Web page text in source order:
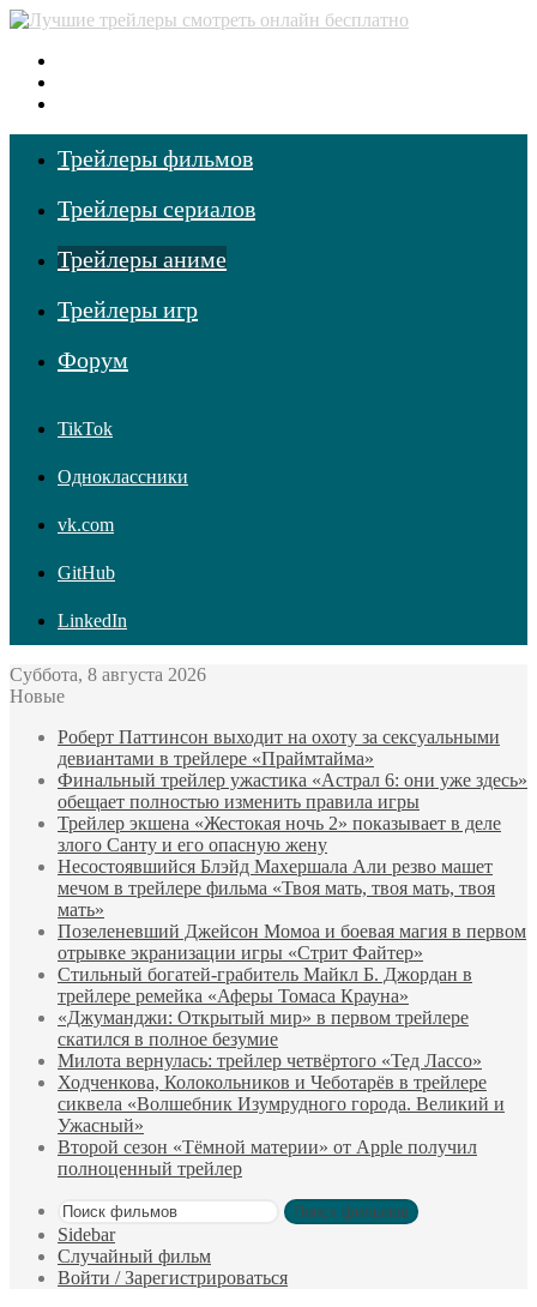
Трейлеры фильмов
Трейлеры сериалов
Трейлеры аниме
Трейлеры игр
Форум
TikTok
Одноклассники
vk.com
GitHub
LinkedIn
Суббота, 8 августа 2026
Новые
Роберт Паттинсон выходит на охоту за сексуальными
девиантами в трейлере «Праймтайма»
Финальный трейлер ужастика «Астрал 6: они уже здесь»
обещает полностью изменить правила игры
Трейлер экшена «Жестокая ночь 2» показывает в деле
злого Санту и его опасную жену
Несостоявшийся Блэйд Махершала Али резво машет
мечом в трейлере фильма «Твоя мать, твоя мать, твоя
мать»
Позеленевший Джейсон Момоа и боевая магия в первом
отрывке экранизации игры «Стрит Файтер»
Стильный богатей-грабитель Майкл Б. Джордан в
трейлере ремейка «Аферы Томаса Крауна»
«Джуманджи: Открытый мир» в первом трейлере
скатился в полное безумие
Милота вернулась: трейлер четвёртого «Тед Лассо»
Ходченкова, Колокольников и Чеботарёв в трейлере
сиквела «Волшебник Изумрудного города. Великий и
Ужасный»
Второй сезон «Тёмной материи» от Apple получил
полноценный трейлер
Поиск фильмов
Sidebar
Случайный фильм
Войти / Зарегистрироваться